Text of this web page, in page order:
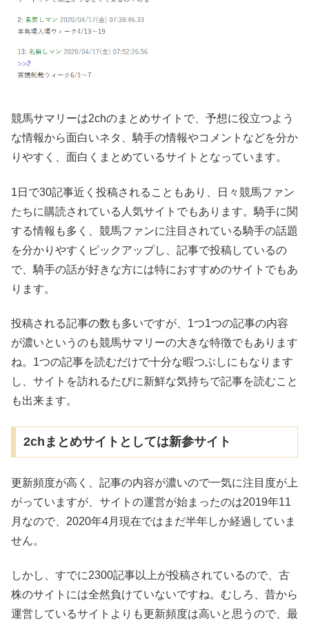
競馬サマリーは2chのまとめサイトで、予想に役立つよう
な情報から面白いネタ、騎手の情報やコメントなどを分か
りやすく、面白くまとめているサイトとなっています。
1日で30記事近く投稿されることもあり、日々競馬ファン
たちに購読されている人気サイトでもあります。騎手に関
する情報も多く、競馬ファンに注目されている騎手の話題
を分かりやすくピックアップし、記事で投稿しているの
で、騎手の話が好きな方には特におすすめのサイトでもあ
ります。
投稿される記事の数も多いですが、1つ1つの記事の内容
が濃いというのも競馬サマリーの大きな特徴でもあります
ね。1つの記事を読むだけで十分な暇つぶしにもなります
し、サイトを訪れるたびに新鮮な気持ちで記事を読むこと
も出来ます。
2chまとめサイトとしては新参サイト
更新頻度が高く、記事の内容が濃いので一気に注目度が上
がっていますが、サイトの運営が始まったのは2019年11
月なので、2020年4月現在ではまだ半年しか経過していま
せん。
しかし、すでに2300記事以上が投稿されているので、古
株のサイトには全然負けていないですね。むしろ、昔から
運営しているサイトよりも更新頻度は高いと思うので、最